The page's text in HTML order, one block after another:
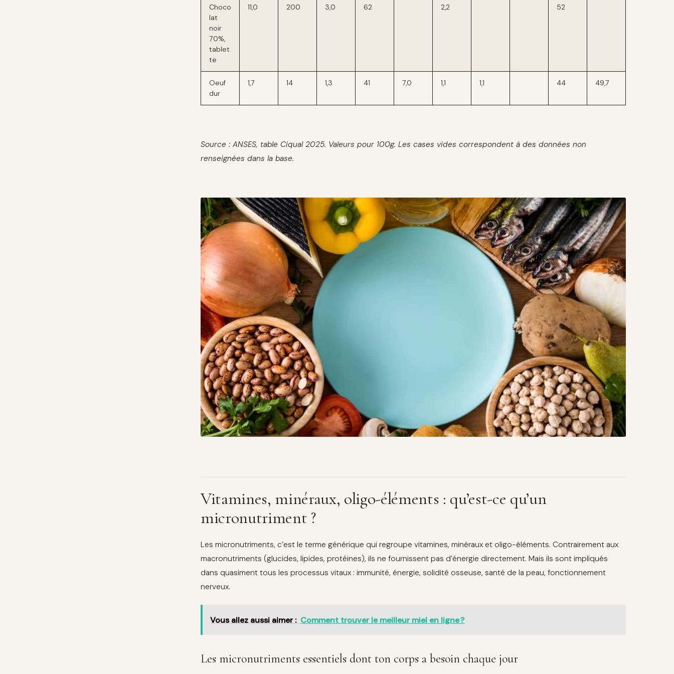
Choco
lat
noir
70%,
tablet
te
11,0 200 3,0 62 2,2 52
Oeuf
dur
1,7 14 1,3 41 7,0 1,1 1,1 44 49,7
Source : ANSES, table Ciqual 2025. Valeurs pour 100g. Les cases vides correspondent à des données non
renseignées dans la base.
Vitamines, minéraux, oligo-éléments : qu’est-ce qu’un
micronutriment ?
Les micronutriments, c’est le terme générique qui regroupe vitamines, minéraux et oligo-éléments. Contrairement aux
macronutriments (glucides, lipides, protéines), ils ne fournissent pas d’énergie directement. Mais ils sont impliqués
dans quasiment tous les processus vitaux : immunité, énergie, solidité osseuse, santé de la peau, fonctionnement
nerveux.
Vous allez aussi aimer : Comment trouver le meilleur miel en ligne ?
Les micronutriments essentiels dont ton corps a besoin chaque jour